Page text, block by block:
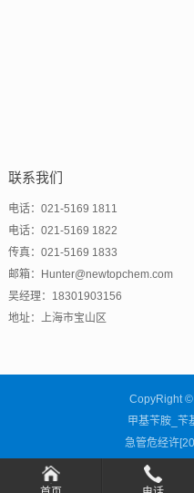
联系我们
电话：021-5169 1811
电话：021-5169 1822
传真：021-5169 1833
邮箱：Hunter@newtopchem.com
吴经理：18301903156
地址：上海市宝山区
CopyRight
甲基苄胺_
急管危经许
ICP备